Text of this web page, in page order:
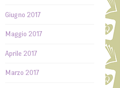
Giugno 2017
Maggio 2017
Aprile 2017
Marzo 2017